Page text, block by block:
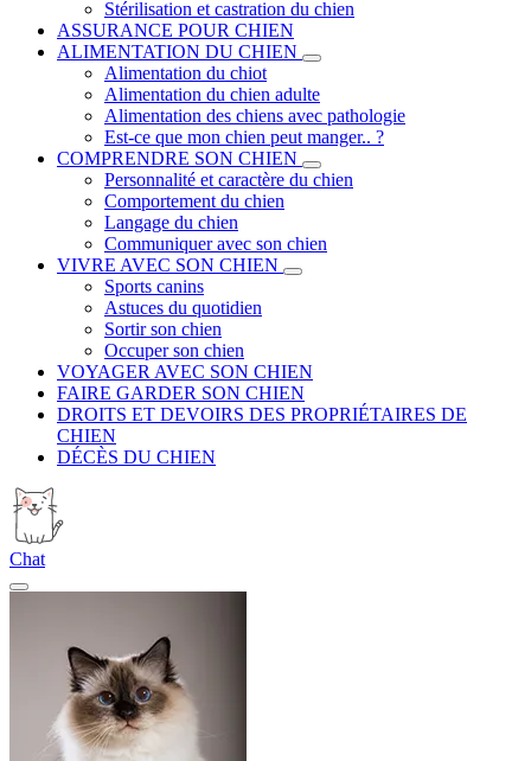
Stérilisation et castration du chien
ASSURANCE POUR CHIEN
ALIMENTATION DU CHIEN
Alimentation du chiot
Alimentation du chien adulte
Alimentation des chiens avec pathologie
Est-ce que mon chien peut manger.. ?
COMPRENDRE SON CHIEN
Personnalité et caractère du chien
Comportement du chien
Langage du chien
Communiquer avec son chien
VIVRE AVEC SON CHIEN
Sports canins
Astuces du quotidien
Sortir son chien
Occuper son chien
VOYAGER AVEC SON CHIEN
FAIRE GARDER SON CHIEN
DROITS ET DEVOIRS DES PROPRIÉTAIRES DE
CHIEN
DÉCÈS DU CHIEN
Chat